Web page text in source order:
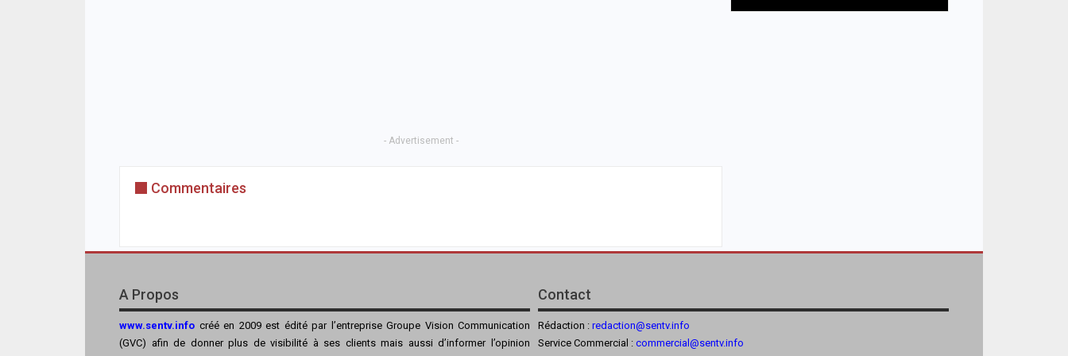
- Advertisement -
Commentaires
A Propos
www.sentv.info créé en 2009 est édité par l’entreprise Groupe Vision Communication
(GVC) afin de donner plus de visibilité à ses clients mais aussi d’informer l’opinion
Contact
Rédaction : redaction@sentv.info
Service Commercial : commercial@sentv.info